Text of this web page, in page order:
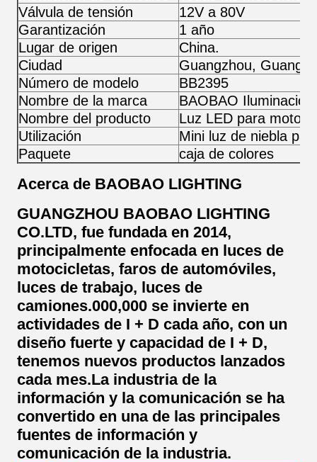
Válvula de tensión
12V a 80V
Garantización
1 año
Lugar de origen
China.
Ciudad
Guangzhou,
Número de modelo
BB2395
Nombre de la marca
BAOBAO Iluminación
Nombre del producto
Luz LED para
Utilización
Mini luz de niebla
Paquete
caja de colores
Acerca de BAOBAO LIGHTING
GUANGZHOU BAOBAO LIGHTING
CO.LTD, fue fundada en 2014,
principalmente enfocada en luces de
motocicletas, faros de automóviles,
luces de trabajo, luces de
camiones.000,000 se invierte en
actividades de I + D cada año, con un
diseño fuerte y capacidad de I + D,
tenemos nuevos productos lanzados
cada mes.La industria de la
información y la comunicación se ha
convertido en una de las principales
fuentes de información y
comunicación de la industria.